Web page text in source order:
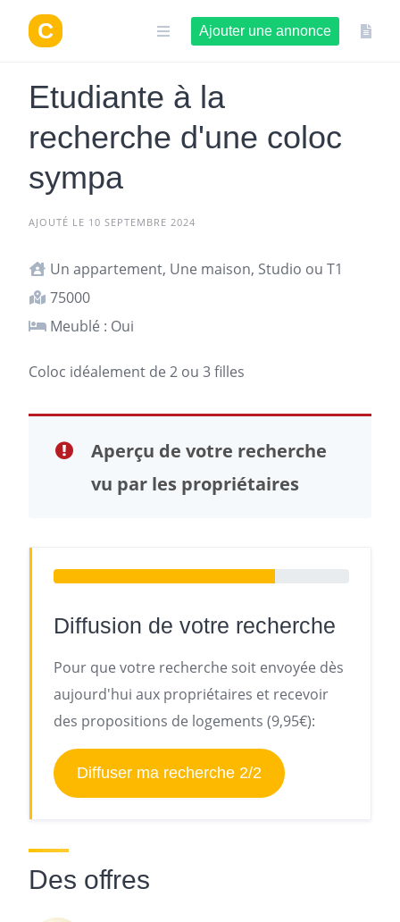
contenu
Ajouter une annonce
Etudiante à la
recherche d'une coloc
sympa
AJOUTÉ LE 10 SEPTEMBRE 2024
Un appartement, Une maison, Studio ou T1
75000
Meublé : Oui
Coloc idéalement de 2 ou 3 filles
Aperçu de votre recherche
vu par les propriétaires
Diffusion de votre recherche
Pour que votre recherche soit envoyée dès
aujourd'hui aux propriétaires et recevoir
des propositions de logements (9,95€):
Diffuser ma recherche 2/2
Des offres